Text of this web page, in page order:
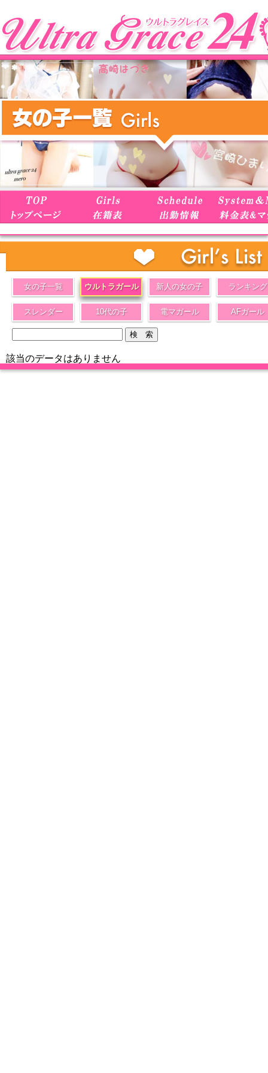
女の子一覧 ウルトラガール 新人の女の子 ランキング
スレンダー 10代の子 電マガール AFガール
該当のデータはありません